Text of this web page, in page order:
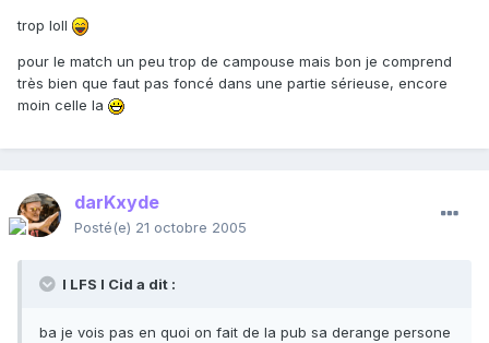
trop loll
pour le match un peu trop de campouse mais bon je comprend
très bien que faut pas foncé dans une partie sérieuse, encore
moin celle la
darKxyde
Posté(e) 21 octobre 2005
I LFS I Cid a dit :
ba je vois pas en quoi on fait de la pub sa derange persone